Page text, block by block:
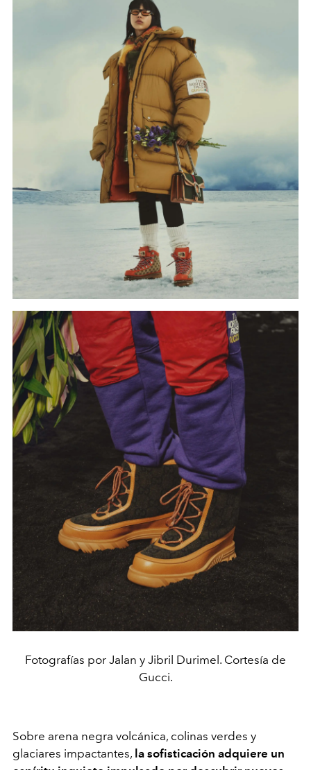
Fotografías por Jalan y Jibril Durimel. Cortesía de
Gucci.
Sobre arena negra volcánica, colinas verdes y
glaciares impactantes, la sofisticación adquiere un